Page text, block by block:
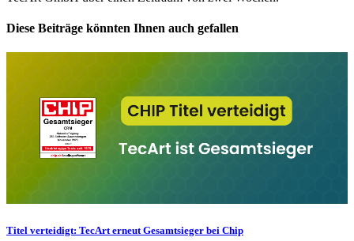
Diese Beiträge könnten Ihnen auch gefallen
Titel verteidigt: TecArt erneut Gesamtsieger bei Chip